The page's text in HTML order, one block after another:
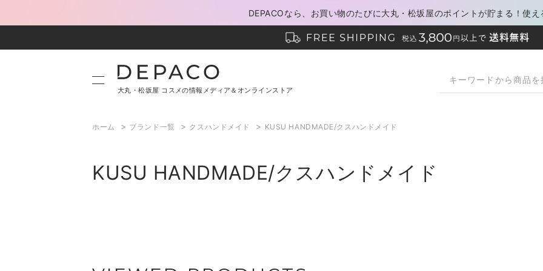
DEPACOなら、お買い物のたびに大丸・松坂屋のポイントが貯まる！使え
大丸・松坂屋 コスメの情報メディア＆オンラインストア
ホーム > ブランド一覧 > クスハンドメイド > KUSU HANDMADE/クスハンドメイド
KUSU HANDMADE/クスハンドメイド